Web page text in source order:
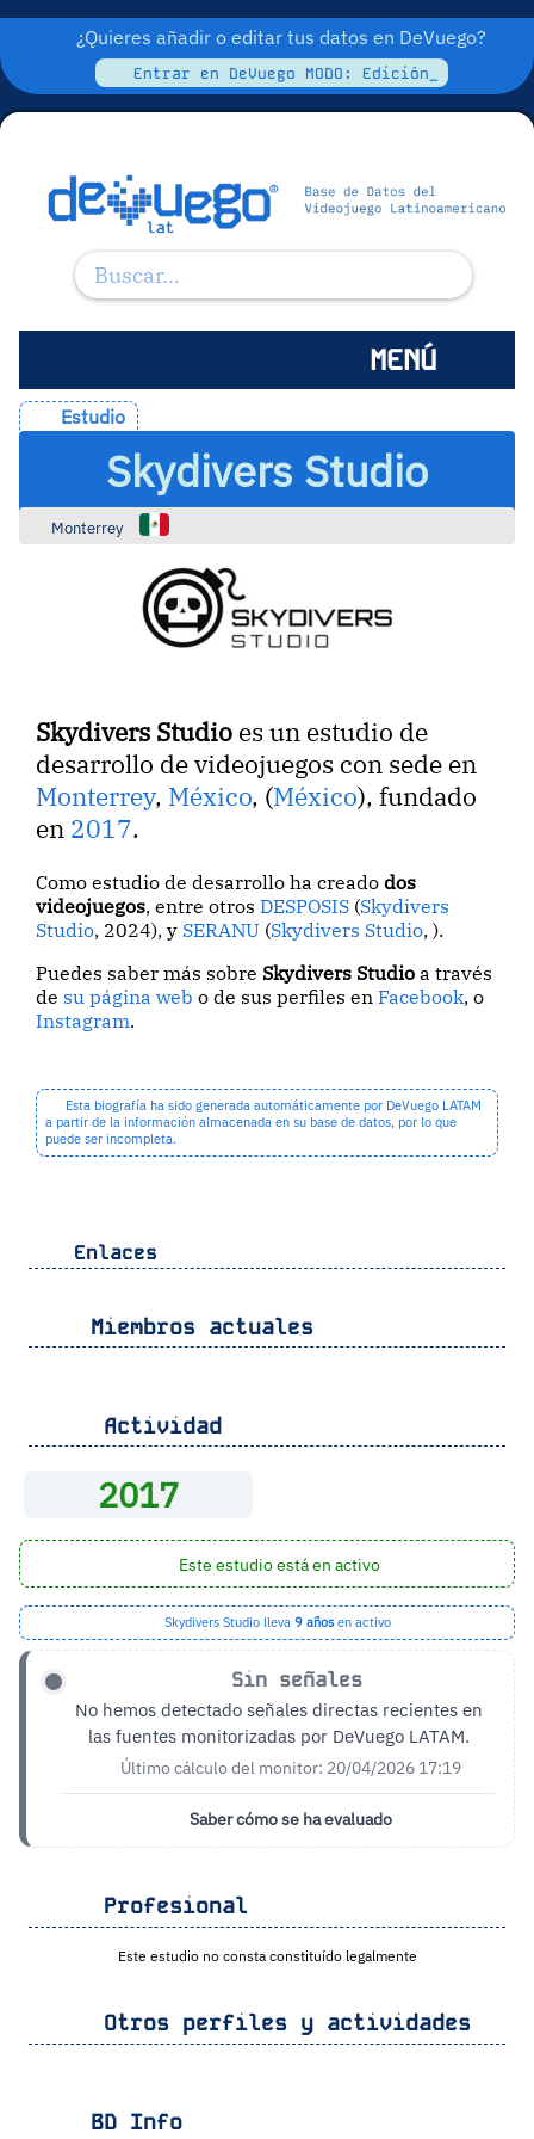
¿Quieres añadir o editar tus datos en DeVuego?
Entrar en DeVuego MODO: Edición_
MENÚ
Estudio
Skydivers Studio
Monterrey
Skydivers Studio es un estudio de
desarrollo de videojuegos con sede en
Monterrey, México, (México), fundado
en 2017.
Como estudio de desarrollo ha creadodos
videojuegos, entre otrosDESPOSIS (Skydivers
Studio, 2024), y SERANU (Skydivers Studio, ).
Puedes saber más sobre Skydivers Studio a través
de su página web o de sus perfiles enFacebook, o
Instagram.
Esta biografía ha sido generada automáticamente por DeVuego LATAM
a partir de la información almacenada en su base de datos, por lo que
puede ser incompleta.
Enlaces
Miembros actuales
Actividad
2017
Este estudio está en activo
Skydivers Studio lleva 9 añosen activo
Sin señales
No hemos detectado señales directas recientes en
las fuentes monitorizadas por DeVuego LATAM.
Último cálculo del monitor: 20/04/2026 17:19
Saber cómo se ha evaluado
Profesional
Este estudio no consta constituído legalmente
Otros perfiles y actividades
BD Info